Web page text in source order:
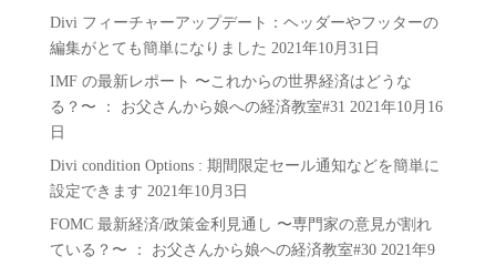
Divi フィーチャーアップデート：ヘッダーやフッターの
編集がとても簡単になりました 2021年10月31日
IMF の最新レポート 〜これからの世界経済はどうな
る？〜 ： お父さんから娘への経済教室#31 2021年10月16
日
Divi condition Options : 期間限定セール通知などを簡単に
設定できます 2021年10月3日
FOMC 最新経済/政策金利見通し 〜専門家の意見が割れ
ている？〜 ： お父さんから娘への経済教室#30 2021年9